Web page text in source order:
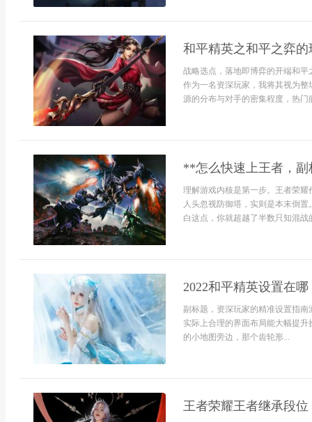
和平精英之和平之弈
战略选点，落地即博弈的开端和
作为一名资深玩家，我将其视为
源的分布与对手的密集程度，热
**怎么快速上王者，
理解游戏内核是第一步。王者荣
人头忽视防御塔，实则是本末倒
白这点，你就超越了半数只知混
2022和平精英设置在
副标题，资深玩家的精准设置指
实际上合理的界面布局能大幅提
的小地图旁边，那个齿轮形...
王者荣耀王者继承段